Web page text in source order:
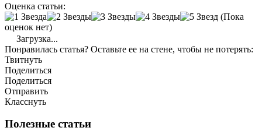
Оценка статьи:
(Пока
оценок нет)
Загрузка...
Понравилась статья? Оставьте ее на стене, чтобы не потерять:
Твитнуть
Поделиться
Поделиться
Отправить
Класснуть
Полезные статьи